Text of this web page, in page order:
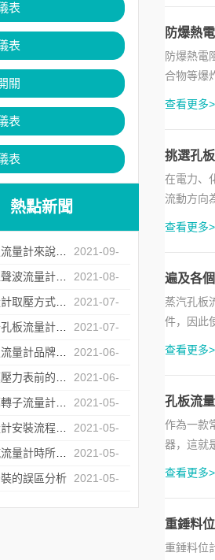
表
表
關
表
表
熱點新聞
2021-09-
07
2021-08-
20
2021-07-
23
2021-07-
06
2021-06-
17
2021-06-
04
2021-05-
26
2021-05-
17
2021-05-
12
的誤區分析
2021-05-
防爆熱
防爆熱電
合物等爆
查看更多
挑選孔
在電力、
流動方向
查看更多
遍及各
蒸汽孔板
件，因此
查看更多
孔板流
作為一款
器，這就
查看更多
重錘料
重錘料位